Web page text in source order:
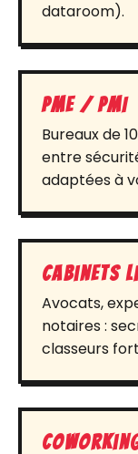
dataroom).
PME / PMI
Bureaux de
entre
adaptées à
Cabinets
Avocats,
notaires :
classeurs